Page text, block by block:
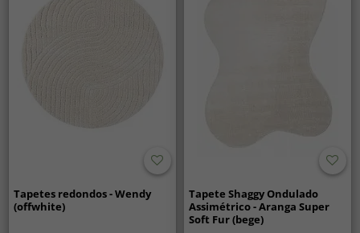
Tapetes redondos - Wendy
(offwhite)
Tapete Shaggy Ondulado
Assimétrico - Aranga Super
Soft Fur (bege)